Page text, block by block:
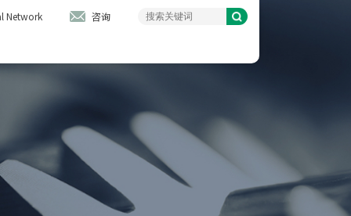
Network 咨询